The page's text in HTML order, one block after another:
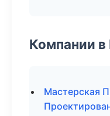
Компании в
Мастерская